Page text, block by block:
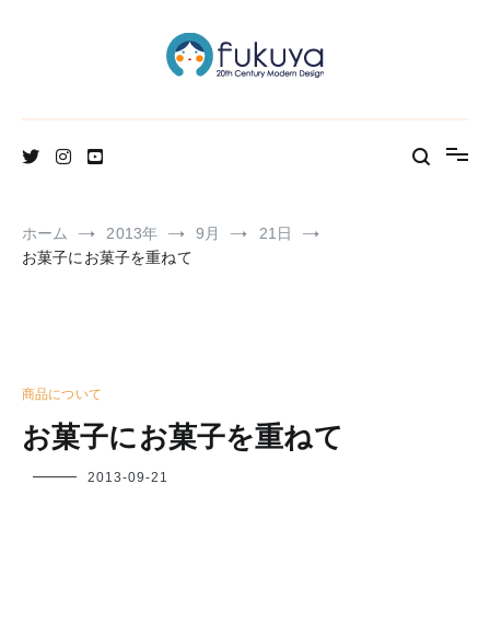
ホーム 2013年 9月
21日
お菓子にお菓子を重ねて
商品について
お菓子にお菓子を重ねて
フ
2013-09-21